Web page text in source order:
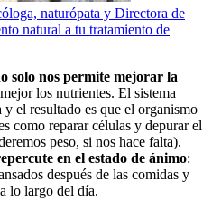
naturópata y Directora de
natural a tu tratamiento de
solo nos permite mejorar la
los nutrientes. El sistema
el resultado es que el organismo
como reparar células y depurar el
peso, si nos hace falta).
en el estado de ánimo:
después de las comidas y
lo largo del día.